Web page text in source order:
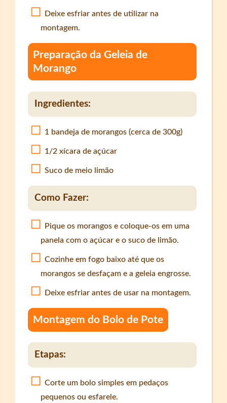
Deixe esfriar antes de utilizar na
montagem.
Preparação da Geleia de
Morango
Ingredientes:
1 bandeja de morangos (cerca de 300g)
1/2 xícara de açúcar
Suco de meio limão
Como Fazer:
Pique os morangos e coloque-os em uma
panela com o açúcar e o suco de limão.
Cozinhe em fogo baixo até que os
morangos se desfaçam e a geleia engrosse.
Deixe esfriar antes de usar na montagem.
Montagem do Bolo de Pote
Etapas:
Corte um bolo simples em pedaços
pequenos ou esfarele.